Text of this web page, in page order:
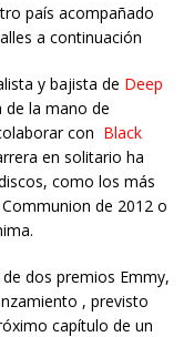
país acompañado
a continuación
y bajista de Deep
de la mano de
con Black
en solitario ha
como los más
de 2012 o
dos premios Emmy,
, previsto
capítulo de un